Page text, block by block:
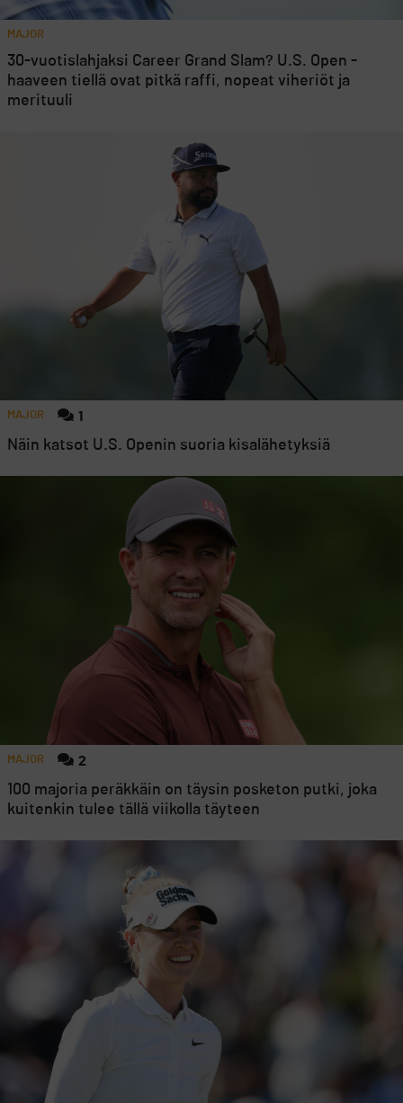
MAJOR
30-vuotislahjaksi Career Grand Slam? U.S. Open -
haaveen tiellä ovat pitkä raffi, nopeat viheriöt ja
merituuli
MAJOR 1
Näin katsot U.S. Openin suoria kisalähetyksiä
MAJOR 2
100 majoria peräkkäin on täysin posketon putki, joka
kuitenkin tulee tällä viikolla täyteen